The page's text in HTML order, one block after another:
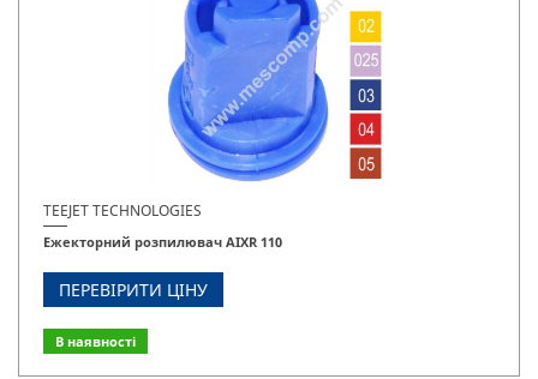
TEEJET TECHNOLOGIES
Ежекторний розпилювач AIXR 110
ПЕРЕВІРИТИ ЦІНУ
В наявності